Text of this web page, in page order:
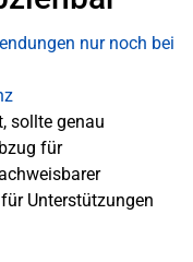
sollte genau
für
Unterstützungen